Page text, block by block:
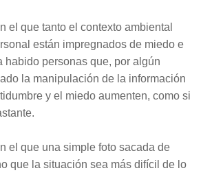
el que tanto el contexto ambiental
están impregnados de miedo e
habido personas que, por algún
la manipulación de la información
y el miedo aumenten, como si
el que una simple foto sacada de
que la situación sea más difícil de lo